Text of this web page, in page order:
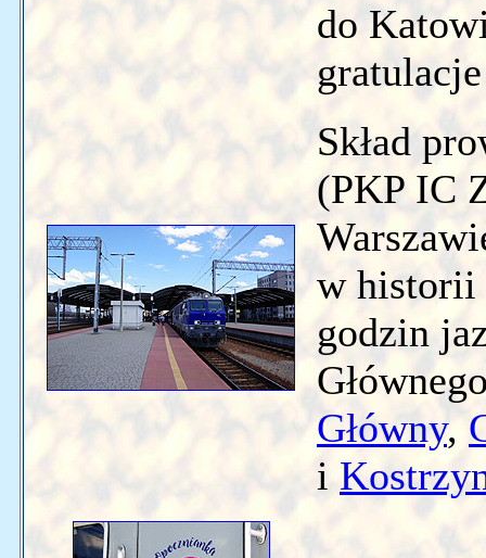
do
Skład
(PKP IC
w historii
godzin
Główny,
i